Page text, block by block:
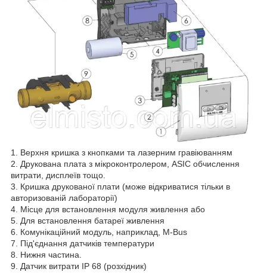
1. Верхня кришка з кнопками та лазерним гравіюванням
2. Друкована плата з мікроконтролером, ASIC обчислення
витрати, дисплеїв тощо.
3. Кришка друкованої плати (може відкриватися тільки в
авторизованій лабораторії)
4. Місце для встановлення модуля живлення або
5. Для встановлення батареї живлення
6. Комунікаційний модуль, наприклад, M-Bus
7. Під'єднання датчиків температури
8. Нижня частина.
9. Датчик витрати IP 68 (розхідник)